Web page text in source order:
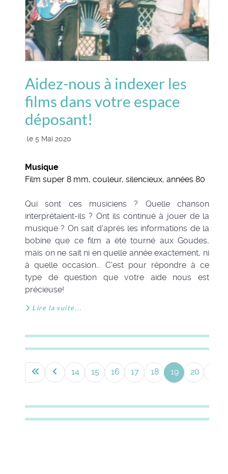
Aidez-nous à indexer les
films dans votre espace
déposant!
le 5 Mai 2020
Musique
Film super 8 mm, couleur, silencieux, années 80
Qui sont ces musiciens ? Quelle chanson
interprétaient-ils ? Ont ils continué à jouer de la
musique ? On sait d'après les informations de la
bobine que ce film a été tourné aux Goudes,
mais on ne sait ni en quelle année exactement, ni
à quelle occasion... C'est pour répondre à ce
type de question que votre aide nous est
précieuse!
Lire la suite...
14 15 16 17 18 19 20